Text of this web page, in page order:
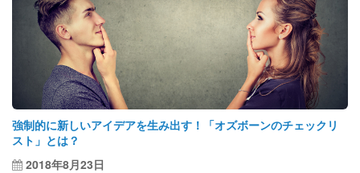
強制的に新しいアイデアを生み出す！「オズボーンのチェックリ
スト」とは？
2018年8月23日